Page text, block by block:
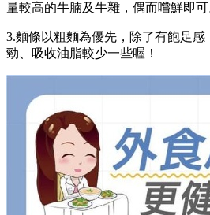
量較高的牛腩及牛雜，偶而嚐鮮即可
3.麵條以粗麵為優先，除了有飽足
勁、吸收油脂較少一些喔！